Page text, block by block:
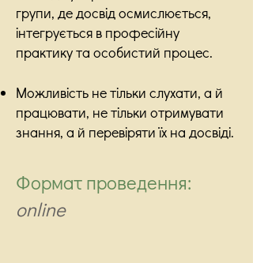
групи, де досвід осмислюється,
інтегрується в професійну
практику та особистий процес.
Можливість не тільки слухати, а й
працювати, не тільки отримувати
знання, а й перевіряти їх на досвіді.
Формат проведення:
online